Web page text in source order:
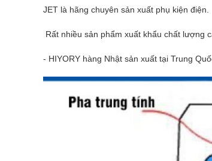
JET là hãng chuyên sản xuất phụ kiện điện.
Rất nhiều sản phẩm xuất khẩu chất lượng
- HIYORY hàng Nhật sản xuất tại Trung